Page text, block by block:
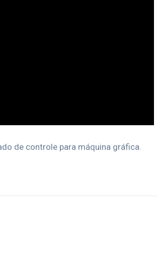
de controle para máquina gráfica.